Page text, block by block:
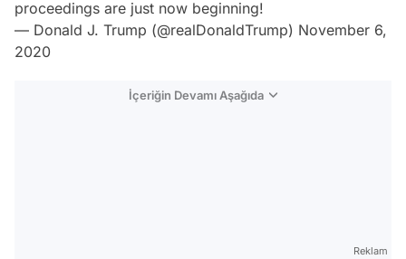
proceedings are just now beginning!
— Donald J. Trump (@realDonaldTrump) November 6,
2020
İçeriğin Devamı Aşağıda
Reklam